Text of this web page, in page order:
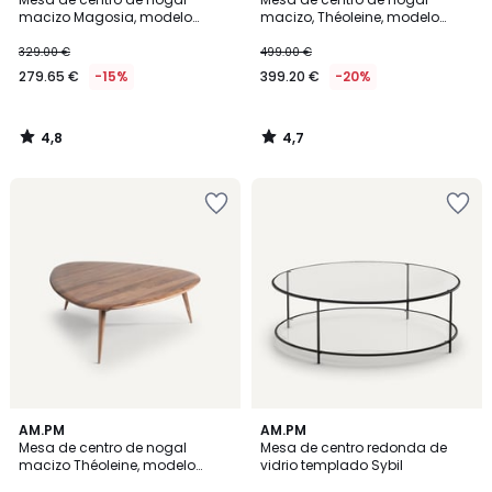
macizo Magosia, modelo
329.00 €
279.65 € -15%
4,8
/
macizo, Théoleine, modelo
499.00 €
399.20 € -20%
4,7
/
AM.PM
Mesa de centro de nogal
macizo Théoleine, modelo
4,5
/ 5
AM.PM
Mesa de centro redonda de
vidrio templado Sybil
4,7
/ 5